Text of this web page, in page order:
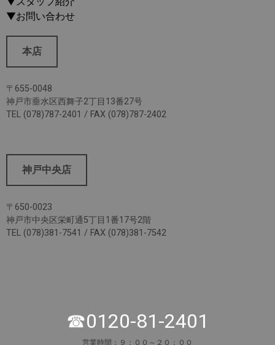
▼お問い合わせ
本店
〒655-0048
神戸市垂水区西舞子2丁目13番27号
TEL (078)787-2401 / FAX (078)787-2402
神戸中央店
〒650-0023
神戸市中央区栄町通5丁目1番17号2階
TEL (078)381-7541 / FAX (078)381-7542
☎0120-81-2401
営業時間：９：００～２０：００